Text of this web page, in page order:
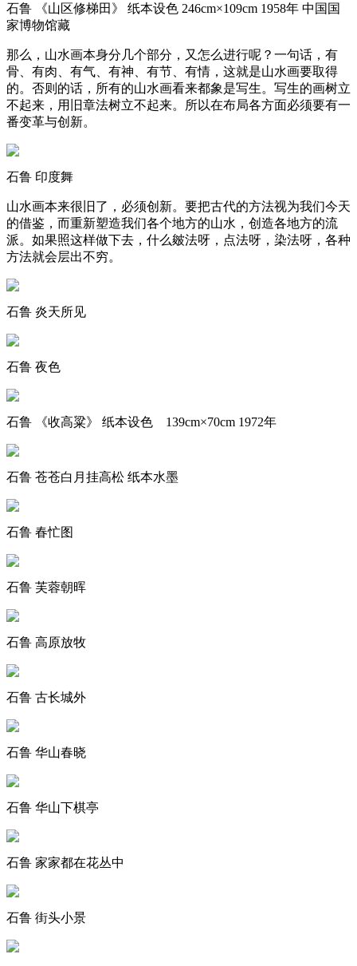
石鲁 《山区修梯田》 纸本设色 246cm×109cm 1958年 中国国
家博物馆藏
那么，山水画本身分几个部分，又怎么进行呢？一句话，有
骨、有肉、有气、有神、有节、有情，这就是山水画要取得
的。否则的话，所有的山水画看来都象是写生。写生的画树立
不起来，用旧章法树立不起来。所以在布局各方面必须要有一
番变革与创新。
石鲁 印度舞
山水画本来很旧了，必须创新。要把古代的方法视为我们今天
的借鉴，而重新塑造我们各个地方的山水，创造各地方的流
派。如果照这样做下去，什么皴法呀，点法呀，染法呀，各种
方法就会层出不穷。
石鲁 炎天所见
石鲁 夜色
石鲁 《收高粱》 纸本设色 139cm×70cm 1972年
石鲁 苍苍白月挂高松 纸本水墨
石鲁 春忙图
石鲁 芙蓉朝晖
石鲁 高原放牧
石鲁 古长城外
石鲁 华山春晓
石鲁 华山下棋亭
石鲁 家家都在花丛中
石鲁 街头小景